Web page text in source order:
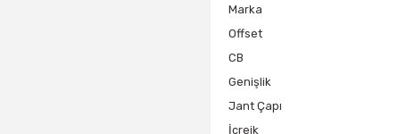
Marka
Offset
CB
Genişlik
Jant Çapı
İçreik